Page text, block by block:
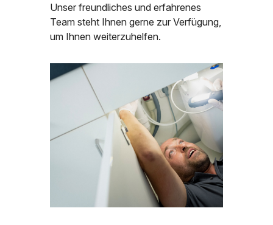
Unser freundliches und erfahrenes
Team steht Ihnen gerne zur Verfügung,
um Ihnen weiterzuhelfen.